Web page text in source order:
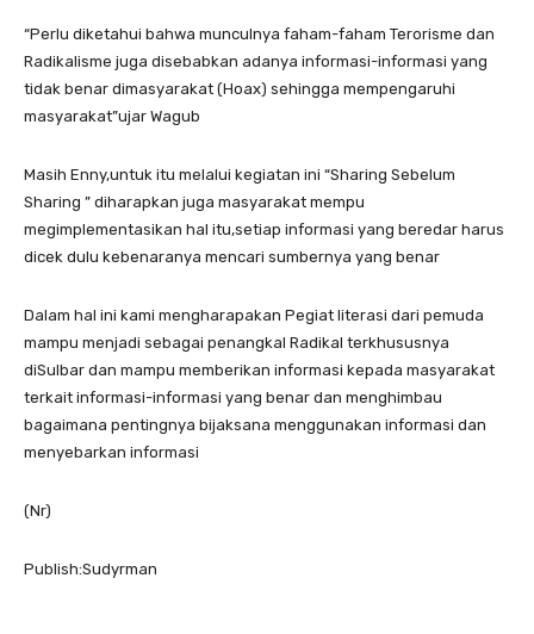
“Perlu diketahui bahwa munculnya faham-faham Terorisme dan
Radikalisme juga disebabkan adanya informasi-informasi yang
tidak benar dimasyarakat (Hoax) sehingga mempengaruhi
masyarakat”ujar Wagub
Masih Enny,untuk itu melalui kegiatan ini “Sharing Sebelum
Sharing ” diharapkan juga masyarakat mempu
megimplementasikan hal itu,setiap informasi yang beredar harus
dicek dulu kebenaranya mencari sumbernya yang benar
Dalam hal ini kami mengharapakan Pegiat literasi dari pemuda
mampu menjadi sebagai penangkal Radikal terkhususnya
diSulbar dan mampu memberikan informasi kepada masyarakat
terkait informasi-informasi yang benar dan menghimbau
bagaimana pentingnya bijaksana menggunakan informasi dan
menyebarkan informasi
(Nr)
Publish:Sudyrman